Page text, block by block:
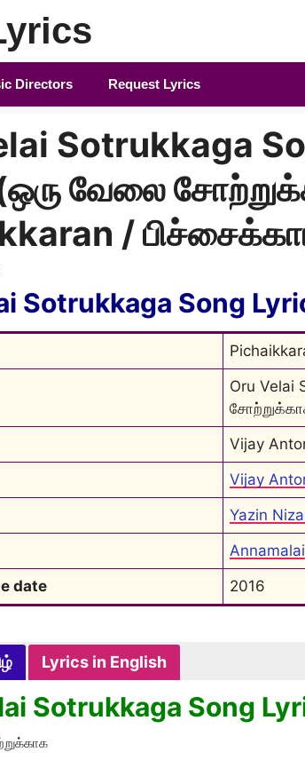
Directors Request Lyrics
Sotrukkaga
வேலை
/
Sotrukkaga Song
Oru Velai
Vijay
Vijay
Yazin
Annamalai
date
2016
Lyrics in English
Sotrukkaga Song